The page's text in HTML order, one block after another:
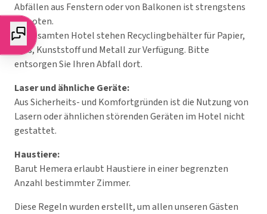
Abfällen aus Fenstern oder von Balkonen ist strengstens
verboten.
Im gesamten Hotel stehen Recyclingbehälter für Papier,
Glas, Kunststoff und Metall zur Verfügung. Bitte
entsorgen Sie Ihren Abfall dort.
Laser und ähnliche Geräte:
Aus Sicherheits- und Komfortgründen ist die Nutzung von
Lasern oder ähnlichen störenden Geräten im Hotel nicht
gestattet.
Haustiere:
Barut Hemera erlaubt Haustiere in einer begrenzten
Anzahl bestimmter Zimmer.
Diese Regeln wurden erstellt, um allen unseren Gästen